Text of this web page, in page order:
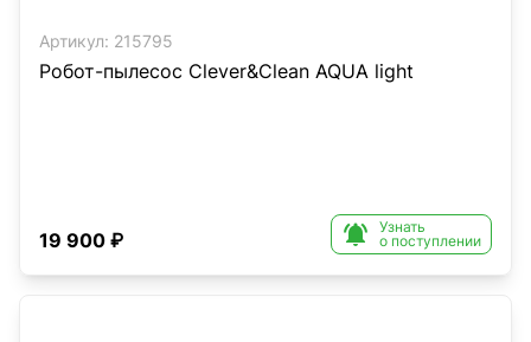
Артикул: 215795
Робот-пылесос Clever&Clean AQUA light
19 900 ₽ 
Узнать
о поступлении